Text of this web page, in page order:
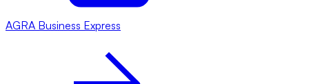
AGRA Business Express